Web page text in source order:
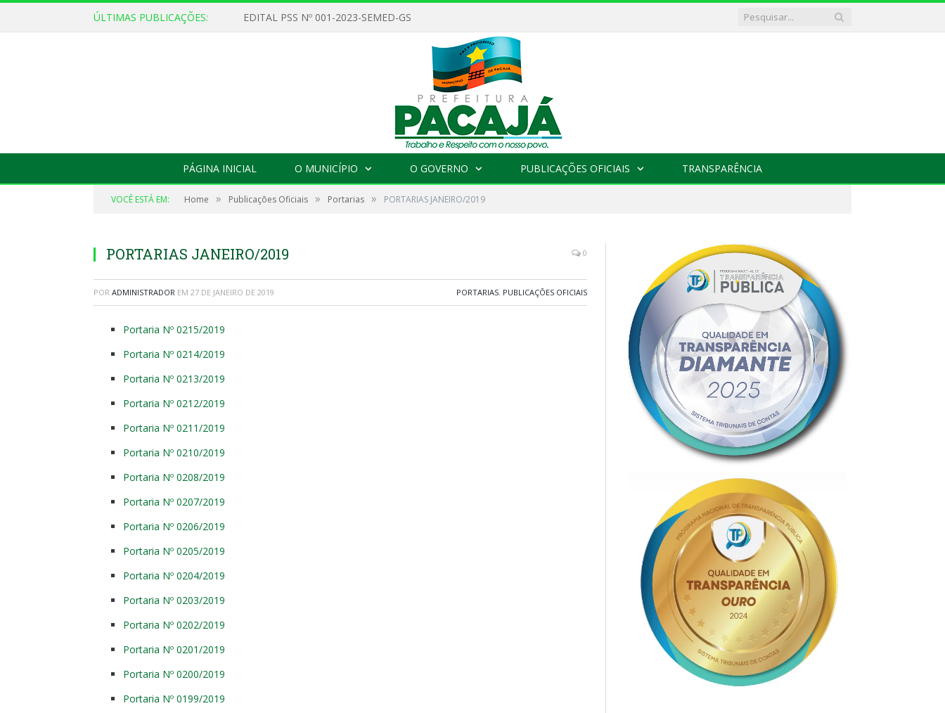
ÚLTIMAS PUBLICAÇÕES: EDITAL PSS Nº 001-2023-SEMED-GS
PÁGINA INICIAL O MUNICÍPIO O GOVERNO PUBLICAÇÕES OFICIAIS TRANSPARÊNCIA
VOCÊ ESTÁ EM: Home » Publicações Oficiais » Portarias » PORTARIAS JANEIRO/2019
PORTARIAS JANEIRO/2019 0
POR ADMINISTRADOR EM 27 DE JANEIRO DE 2019 PORTARIAS, PUBLICAÇÕES OFICIAIS
Portaria Nº 0215/2019
Portaria Nº 0214/2019
Portaria Nº 0213/2019
Portaria Nº 0212/2019
Portaria Nº 0211/2019
Portaria Nº 0210/2019
Portaria Nº 0208/2019
Portaria Nº 0207/2019
Portaria Nº 0206/2019
Portaria Nº 0205/2019
Portaria Nº 0204/2019
Portaria Nº 0203/2019
Portaria Nº 0202/2019
Portaria Nº 0201/2019
Portaria Nº 0200/2019
Portaria Nº 0199/2019